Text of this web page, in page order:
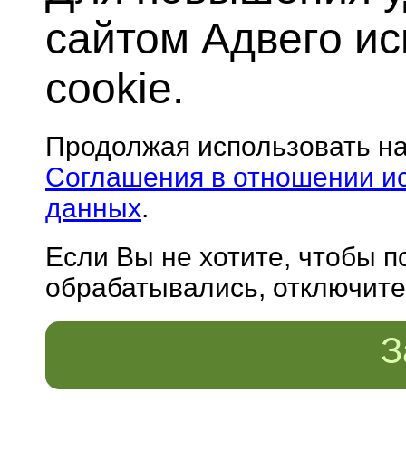
сайтом Адвего
cookie.
Продолжая использовать
Соглашения в отношении
данных.
Если Вы не хотите, чтобы
обрабатывались,